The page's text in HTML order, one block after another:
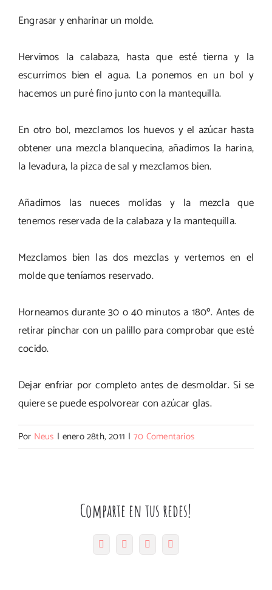
Engrasar y enharinar un molde.
Hervimos la calabaza, hasta que esté tierna y la
escurrimos bien el agua. La ponemos en un bol y
hacemos un puré fino junto con la mantequilla.
En otro bol, mezclamos los huevos y el azúcar hasta
obtener una mezcla blanquecina, añadimos la harina,
la levadura, la pizca de sal y mezclamos bien.
Añadimos las nueces molidas y la mezcla que
tenemos reservada de la calabaza y la mantequilla.
Mezclamos bien las dos mezclas y vertemos en el
molde que teníamos reservado.
Horneamos durante 30 o 40 minutos a 180º. Antes de
retirar pinchar con un palillo para comprobar que esté
cocido.
Dejar enfriar por completo antes de desmoldar. Si se
quiere se puede espolvorear con azúcar glas.
Por Neus | enero 28th, 2011 | 70 Comentarios
Comparte en tus redes!
FacebookTwitter Pinterest
electrónico